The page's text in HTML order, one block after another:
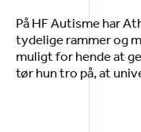
På HF Autisme har
tydelige rammer og
muligt for hende at
tør hun tro på, at